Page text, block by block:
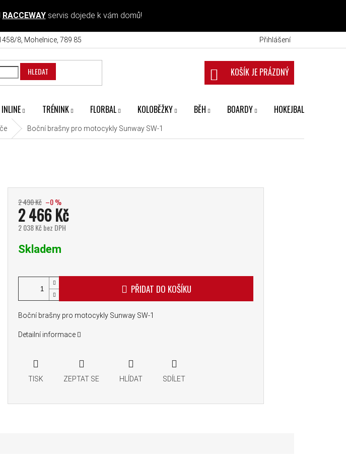
RACCEWAYservis dojede k vám domů!
8, Mohelnice, 789 85 Přihlášení
HLEDAT NÁKUPNÍ KOŠÍK
INLINE TRÉNINK FLORBAL KOLOBĚŽKY BĚH BOARDY HOKEJBAL
Boční brašny pro motocykly Sunway SW-1
2 490 Kč –0 %
2 466 Kč
2 038 Kč bez DPH
Skladem
PŘIDAT DO KOŠÍKU
Boční brašny pro motocykly Sunway SW-1
Detailní informace
TISK ZEPTAT SE HLÍDAT SDÍLET